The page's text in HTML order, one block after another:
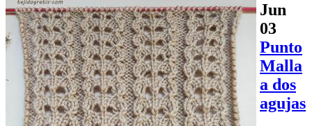
Jun
03
Punto
Malla
a dos
agujas